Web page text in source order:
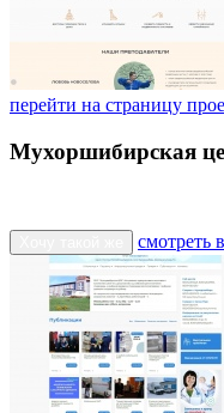
перейти на страницу
Мухоршибирская
смотреть